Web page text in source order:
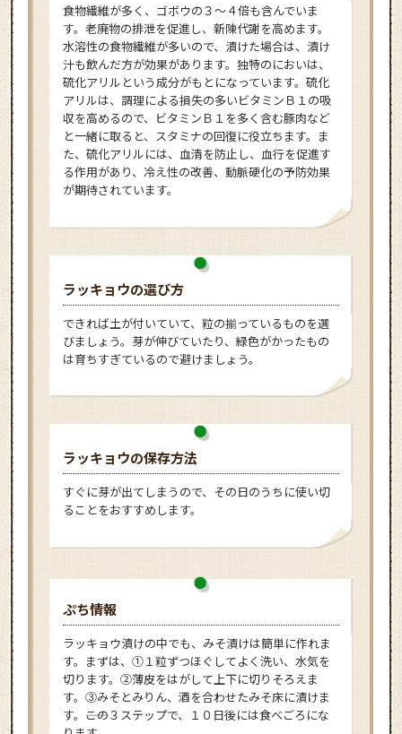
食物繊維が多く、ゴボウの３～４倍も含んでいま
す。老廃物の排泄を促進し、新陳代謝を高めます。
水溶性の食物繊維が多いので、漬けた場合は、漬け
汁も飲んだ方が効果があります。独特のにおいは、
硫化アリルという成分がもとになっています。硫化
アリルは、調理による損失の多いビタミンＢ１の吸
収を高めるので、ビタミンＢ１を多く含む豚肉など
と一緒に取ると、スタミナの回復に役立ちます。ま
た、硫化アリルには、血清を防止し、血行を促進す
る作用があり、冷え性の改善、動脈硬化の予防効果
が期待されています。
ラッキョウの選び方
できれば土が付いていて、粒の揃っているものを選
びましょう。芽が伸びていたり、緑色がかったもの
は育ちすぎているので避けましょう。
ラッキョウの保存方法
すぐに芽が出てしまうので、その日のうちに使い切
ることをおすすめします。
ぷち情報
ラッキョウ漬けの中でも、みそ漬けは簡単に作れま
す。まずは、①１粒ずつほぐしてよく洗い、水気を
切ります。②薄皮をはがして上下に切りそろえま
す。③みそとみりん、酒を合わせたみそ床に漬けま
す。――この３ステップで、１０日後には食べごろにな